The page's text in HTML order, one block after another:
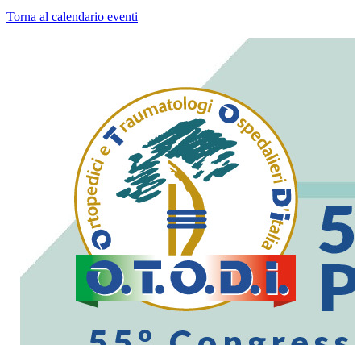
Torna al calendario eventi